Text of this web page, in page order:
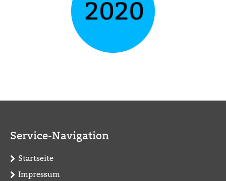
Service-Navigation
Startseite
Impressum